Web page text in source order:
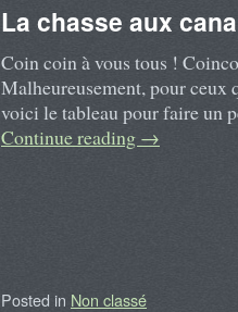
La chasse aux
Coin coin à vous tous !
Malheureusement, pour ceux
voici le tableau pour faire un
Continue reading →
Posted in Non classé